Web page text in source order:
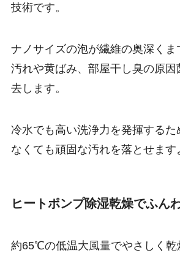
技術です。
ナノサイズの泡が繊維の奥深くま
汚れや黄ばみ、部屋干し臭の原因
去します。
冷水でも高い洗浄力を発揮する
なくても頑固な汚れを落とせます
ヒートポンプ除湿乾燥でふん
約65℃の低温大風量でやさしく乾